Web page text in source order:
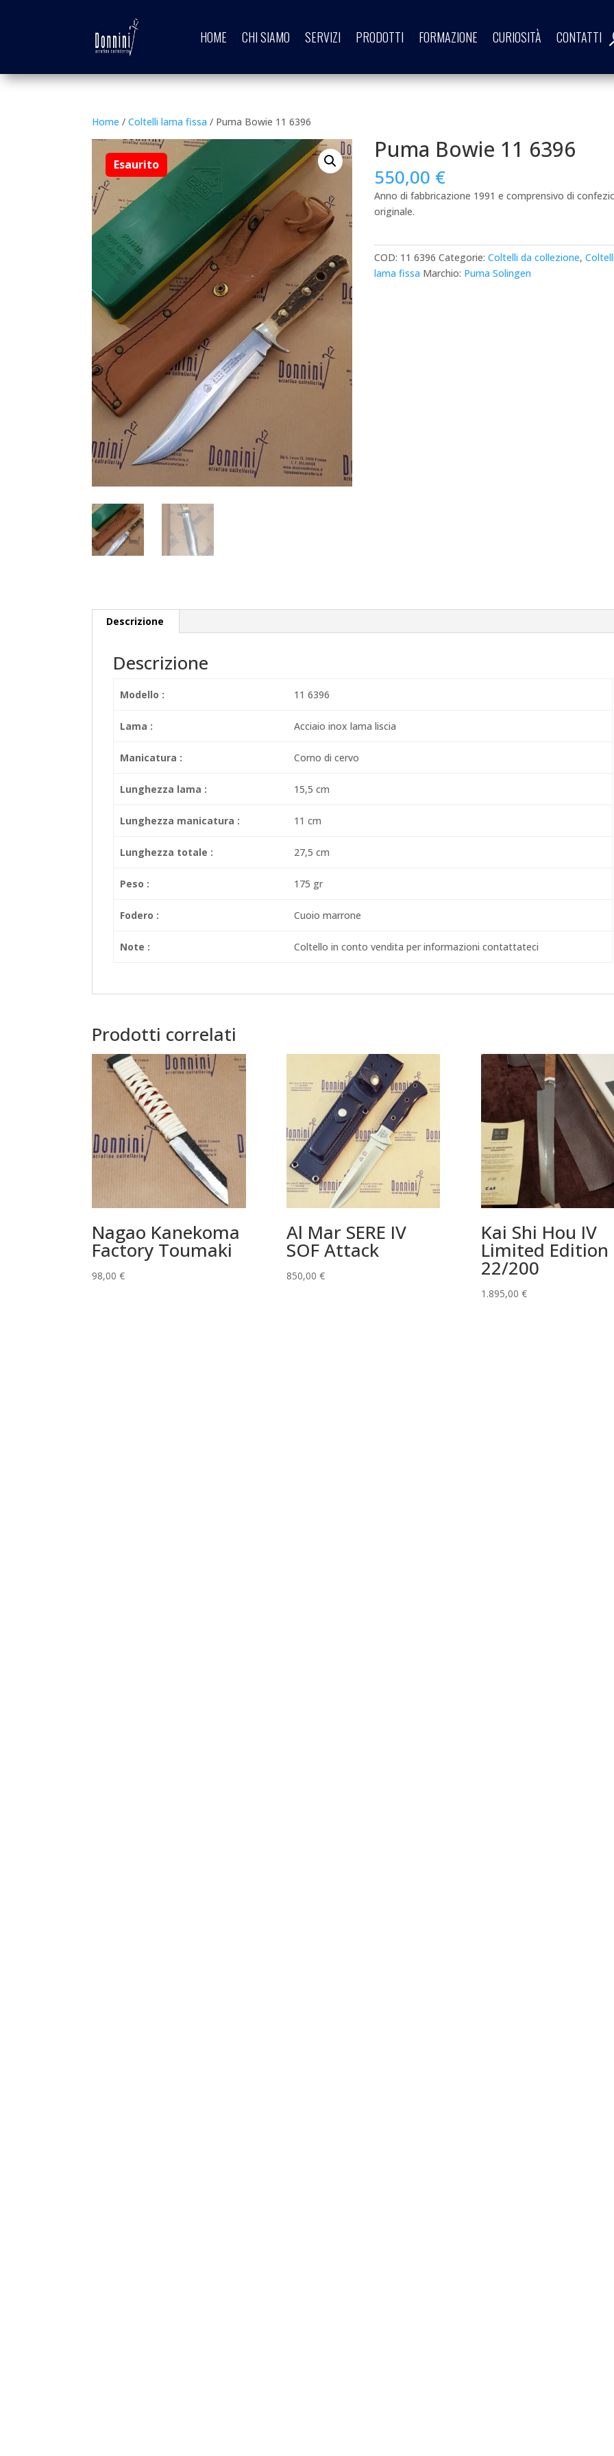
HOME CHI SIAMO SERVIZI PRODOTTI FORMAZIONE CURIOSITÀ CONTATTI
Home /Coltelli lama fissa / Puma Bowie 11 6396
Puma Bowie 11 6396
550,00 €
Anno di fabbricazione 1991 e comprensivo di
originale.
COD: 11 6396 Categorie:Coltelli da collezione,
lama fissa Marchio: Puma Solingen
Descrizione
Descrizione
Modello : 11 6396
Lama : Acciaio inox lama liscia
Manicatura : Corno di cervo
Lunghezza lama : 15,5 cm
Lunghezza manicatura : 11 cm
Lunghezza totale : 27,5 cm
Peso : 175 gr
Fodero : Cuoio marrone
Note : Coltello in conto vendita per informazioni contattateci
Prodotti correlati
Nagao Kanekoma
Factory Toumaki
98,00€
Al Mar SERE IV
SOF Attack
850,00 €
Kai Shi Hou IV
Limited Edition
22/200
1.895,00 €